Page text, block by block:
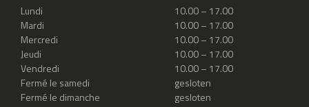
Lundi
10.00 – 17.00
Mardi
10.00 – 17.00
Mercredi
10.00 – 17.00
Jeudi
10.00 – 17.00
Vendredi
10.00 – 17.00
Fermé le samedi
gesloten
Fermé le dimanche
gesloten